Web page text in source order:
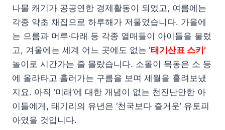
나물 캐기가 공공연한 경제활동이 되었고, 여름에는
각종 약초 채집으로 하루해가 저물었습니다. 가을에
는 으름과 머루·다래 등 각종 열매들이 아이들을 불렀
고, 겨울에는 세계 어느 곳에도 없는 ‘태기산표 스키’
놀이로 시간가는 줄 몰랐습니다. 소몰이 목동은 소 등
에 올라타고 흘러가는 구름을 보며 세월을 흘려보냈
지요. 아직 ‘미래’에 대한 개념이 없는 천진난만한 아
이들에게, 태기리의 유년은 ‘천국보다 즐거운’ 유토피
아였을 것입니다.